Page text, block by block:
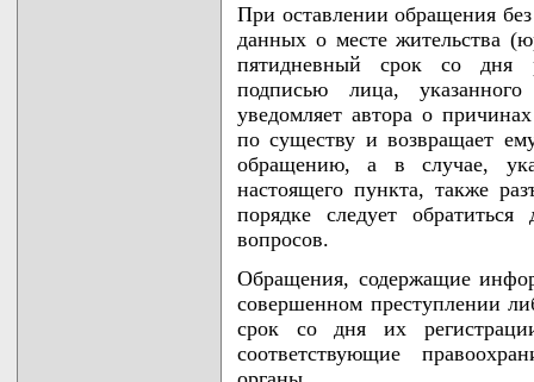
При оставлении обращения
данных о месте жительства
пятидневный срок со дня
подписью лица,
уведомляет автора о
по существу и возвращает
обращению, а в случае,
настоящего пункта, также
порядке следует
вопросов.
Обращения, содержащие
совершенном преступлении
срок со дня их
соответствующие